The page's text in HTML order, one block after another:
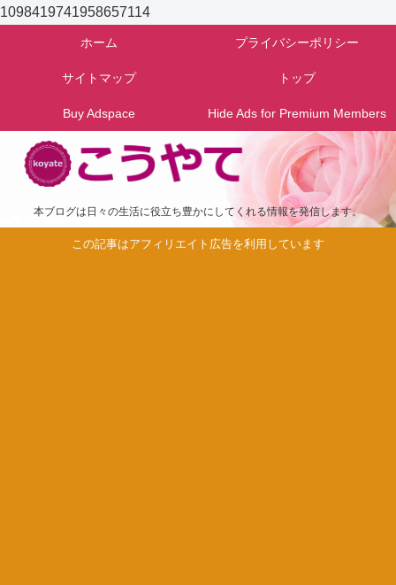
1098419741958657114
本ブログは日々の生活に役立ち豊かにしてくれる情報を発信します。
ホーム プライバシーポリシー
サイトマップ トップ
Buy Adspace Hide Ads for Premium Members
この記事はアフィリエイト広告を利用しています